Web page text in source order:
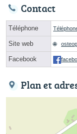
Contact
Téléphone
Site web
Facebook
Plan et